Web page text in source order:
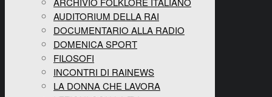
AUDITORIUM DELLA RAI
DOCUMENTARIO ALLA RADIO
DOMENICA SPORT
FILOSOFI
INCONTRI DI RAINEWS
LA DONNA CHE LAVORA